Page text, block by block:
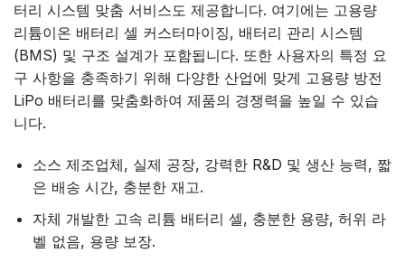
터리 시스템 맞춤 서비스도 제공합니다. 여기에는 고용량
리튬이온 배터리 셀 커스터마이징, 배터리 관리 시스템
(BMS) 및 구조 설계가 포함됩니다. 또한 사용자의 특정 요
구 사항을 충족하기 위해 다양한 산업에 맞게 고용량 방전
LiPo 배터리를 맞춤화하여 제품의 경쟁력을 높일 수 있습
니다.
소스 제조업체, 실제 공장, 강력한 R&D 및 생산 능력, 짧
은 배송 시간, 충분한 재고.
자체 개발한 고속 리튬 배터리 셀, 충분한 용량, 허위 라
벨 없음, 용량 보장.